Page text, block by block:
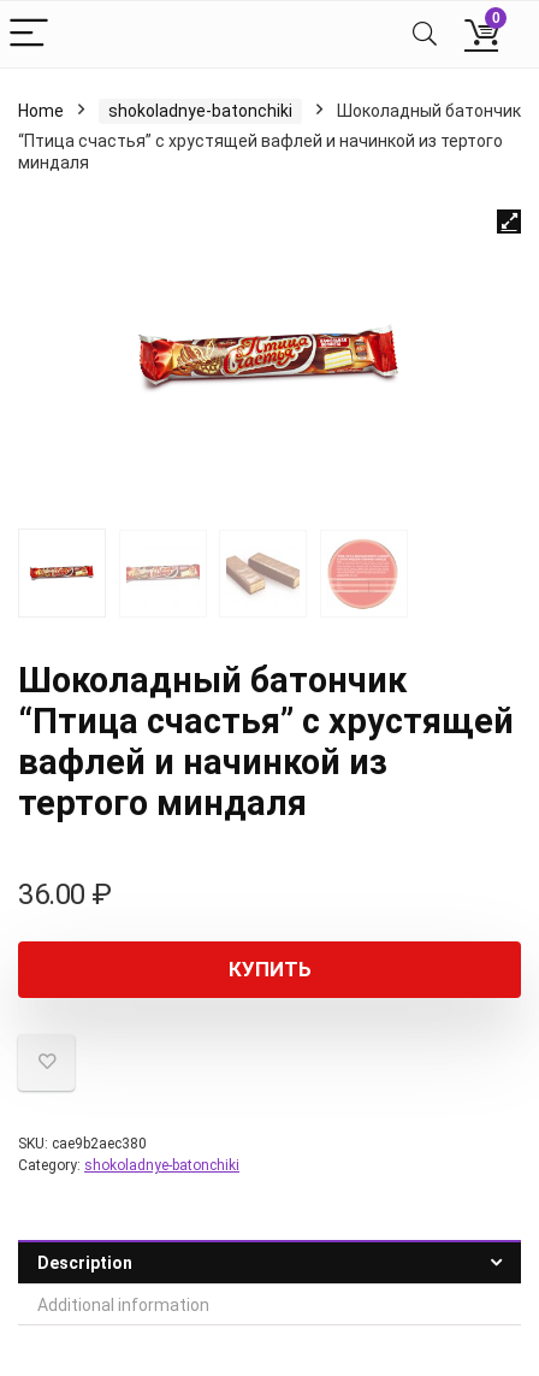
0
Home shokoladnye-batonchiki
Шоколадный батончик
“Птица счастья” с хрустящей вафлей и начинкой из тертого
миндаля
Шоколадный батончик
“Птица счастья” с хрустящей
вафлей и начинкой из
тертого миндаля
36.00 ₽
КУПИТЬ
SKU: cae9b2aec380
Category: shokoladnye-batonchiki
Description
Additional information